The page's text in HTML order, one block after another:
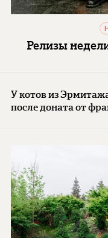
Релизы
У котов из
после доната от